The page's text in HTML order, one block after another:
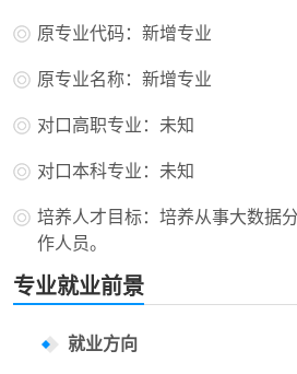
原专业代码：新增专业
原专业名称：新增专业
对口高职专业：未知
对口本科专业：未知
培养人才目标：培养从事大数据
作人员。
专业就业前景
就业方向